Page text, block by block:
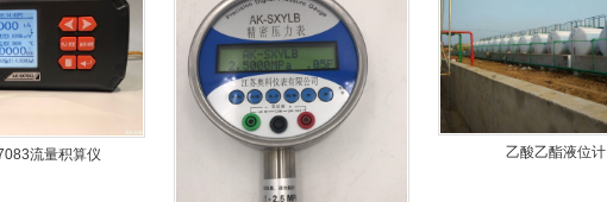
流量积算仪 乙酸乙酯液位计